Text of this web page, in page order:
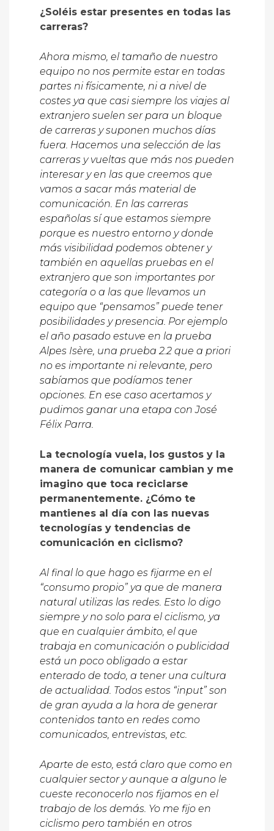
¿Soléis estar presentes en todas las
carreras?
Ahora mismo, el tamaño de nuestro
equipo no nos permite estar en todas
partes ni físicamente, ni a nivel de
costes ya que casi siempre los viajes al
extranjero suelen ser para un bloque
de carreras y suponen muchos días
fuera. Hacemos una selección de las
carreras y vueltas que más nos pueden
interesar y en las que creemos que
vamos a sacar más material de
comunicación. En las carreras
españolas sí que estamos siempre
porque es nuestro entorno y donde
más visibilidad podemos obtener y
también en aquellas pruebas en el
extranjero que son importantes por
categoría o a las que llevamos un
equipo que “pensamos” puede tener
posibilidades y presencia. Por ejemplo
el año pasado estuve en la prueba
Alpes Isère, una prueba 2.2 que a priori
no es importante ni relevante, pero
sabíamos que podíamos tener
opciones. En ese caso acertamos y
pudimos ganar una etapa con José
Félix Parra.
La tecnología vuela, los gustos y la
manera de comunicar cambian y me
imagino que toca reciclarse
permanentemente. ¿Cómo te
mantienes al día con las nuevas
tecnologías y tendencias de
comunicación en ciclismo?
Al final lo que hago es fijarme en el
“consumo propio” ya que de manera
natural utilizas las redes. Esto lo digo
siempre y no solo para el ciclismo, ya
que en cualquier ámbito, el que
trabaja en comunicación o publicidad
está un poco obligado a estar
enterado de todo, a tener una cultura
de actualidad. Todos estos “input” son
de gran ayuda a la hora de generar
contenidos tanto en redes como
comunicados, entrevistas, etc.
Aparte de esto, está claro que como en
cualquier sector y aunque a alguno le
cueste reconocerlo nos fijamos en el
trabajo de los demás. Yo me fijo en
ciclismo pero también en otros